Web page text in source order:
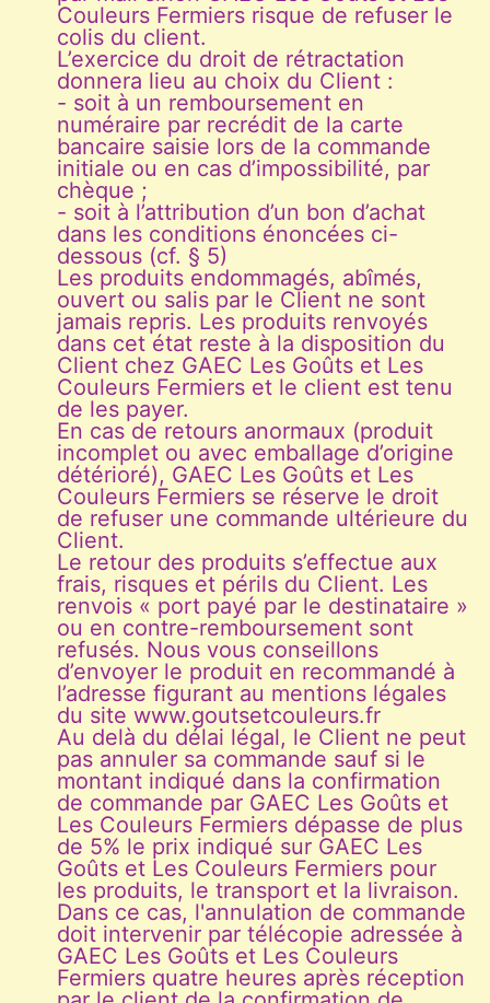
Couleurs Fermiers risque de refuser le
colis du client.
L’exercice du droit de rétractation
donnera lieu au choix du Client :
- soit à un remboursement en
numéraire par recrédit de la carte
bancaire saisie lors de la commande
initiale ou en cas d’impossibilité, par
chèque ;
- soit à l’attribution d’un bon d’achat
dans les conditions énoncées ci-
dessous (cf. § 5)
Les produits endommagés, abîmés,
ouvert ou salis par le Client ne sont
jamais repris. Les produits renvoyés
dans cet état reste à la disposition du
Client chez GAEC Les Goûts et Les
Couleurs Fermiers et le client est tenu
de les payer.
En cas de retours anormaux (produit
incomplet ou avec emballage d’origine
détérioré), GAEC Les Goûts et Les
Couleurs Fermiers se réserve le droit
de refuser une commande ultérieure du
Client.
Le retour des produits s’effectue aux
frais, risques et périls du Client. Les
renvois « port payé par le destinataire »
ou en contre-remboursement sont
refusés. Nous vous conseillons
d’envoyer le produit en recommandé à
l’adresse figurant au mentions légales
du site www.goutsetcouleurs.fr
Au delà du délai légal, le Client ne peut
pas annuler sa commande sauf si le
montant indiqué dans la confirmation
de commande par GAEC Les Goûts et
Les Couleurs Fermiers dépasse de plus
de 5% le prix indiqué sur GAEC Les
Goûts et Les Couleurs Fermiers pour
les produits, le transport et la livraison.
Dans ce cas, l'annulation de commande
doit intervenir par télécopie adressée à
GAEC Les Goûts et Les Couleurs
Fermiers quatre heures après réception